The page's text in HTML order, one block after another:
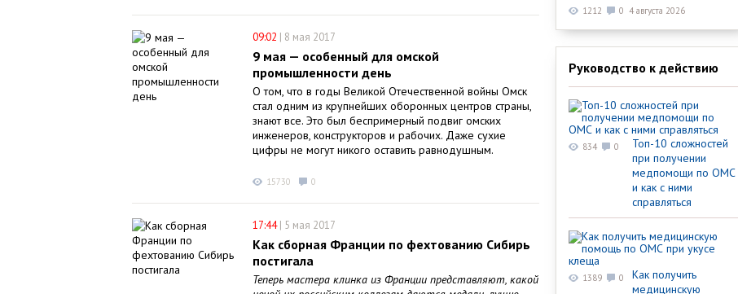
09:02 | 8 мая 2017
9 мая — особенный для омской
промышленности день
О том, что в годы Великой Отечественной войны Омск
стал одним из крупнейших оборонных центров страны,
знают все. Это был беспримерный подвиг омских
инженеров, конструкторов и рабочих. Даже сухие
цифры не могут никого оставить равнодушным.
15730 0
17:44 | 5 мая 2017
Как сборная Франции по фехтованию Сибирь
постигала
Теперь мастера клинка из Франции представляют, какой
1212 0 4 августа 2026
Руководство к действию
Топ-10 сложностей
при получении
медпомощи по ОМС
и как с ними
справляться
834 0
Как получить
медицинскую
1389 0